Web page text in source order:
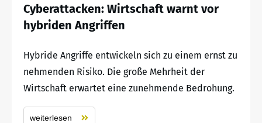
Cyberattacken: Wirtschaft warnt vor
hybriden Angriffen
Hybride Angriffe entwickeln sich zu einem ernst zu
nehmenden Risiko. Die große Mehrheit der
Wirtschaft erwartet eine zunehmende Bedrohung.
weiterlesen